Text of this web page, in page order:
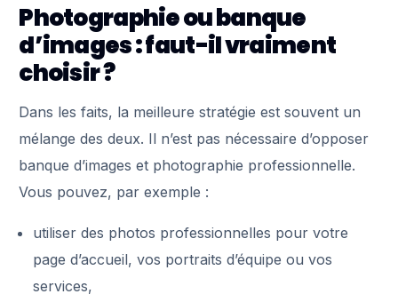
Photographie ou banque
d’images : faut-il vraiment
choisir ?
Dans les faits, la meilleure stratégie est souvent un
mélange des deux. Il n’est pas nécessaire d’opposer
banque d’images et photographie professionnelle.
Vous pouvez, par exemple :
utiliser des photos professionnelles pour votre
page d’accueil, vos portraits d’équipe ou vos
services,